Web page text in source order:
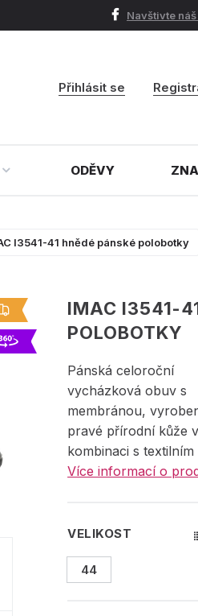
Navštivte
Přihlásit se
ODĚVY
I3541-41 hnědé pánské polobotky
IMAC I3541-
POLOBOTKY
Pánská celoroční
vycházková obuv s
membránou,
pravé přírodní kůže v
kombinaci s
Více informací o
VELIKOST
44